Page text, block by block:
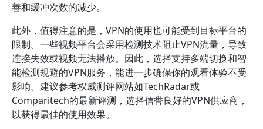
善和缓冲次数的减少。
此外，值得注意的是，VPN的使用也可能受到目标平台的
限制。一些视频平台会采用检测技术阻止VPN流量，导致
连接失效或视频无法播放。因此，选择支持多端切换和智
能检测规避的VPN服务，能进一步确保你的观看体验不受
影响。建议参考权威测评网站如TechRadar或
Comparitech的最新评测，选择信誉良好的VPN供应商，
以获得最佳的使用效果。